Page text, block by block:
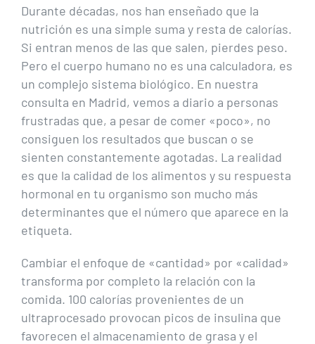
Durante décadas, nos han enseñado que la
nutrición es una simple suma y resta de calorías.
Si entran menos de las que salen, pierdes peso.
Pero el cuerpo humano no es una calculadora, es
un complejo sistema biológico. En nuestra
consulta en Madrid, vemos a diario a personas
frustradas que, a pesar de comer «poco», no
consiguen los resultados que buscan o se
sienten constantemente agotadas. La realidad
es que la calidad de los alimentos y su respuesta
hormonal en tu organismo son mucho más
determinantes que el número que aparece en la
etiqueta.
Cambiar el enfoque de «cantidad» por «calidad»
transforma por completo la relación con la
comida. 100 calorías provenientes de un
ultraprocesado provocan picos de insulina que
favorecen el almacenamiento de grasa y el